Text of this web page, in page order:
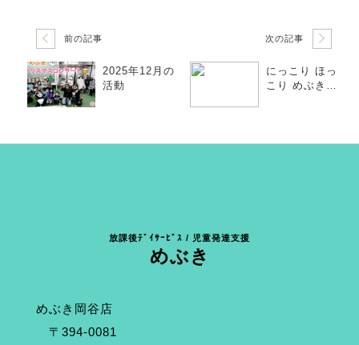
前の記事
2025年12月の
活動
次の記事
にっこり ほっ
こり めぶきっ
放課後ﾃﾞｲｻｰﾋﾞｽ / 児童発達支援
めぶき
めぶき岡谷店
〒394-0081